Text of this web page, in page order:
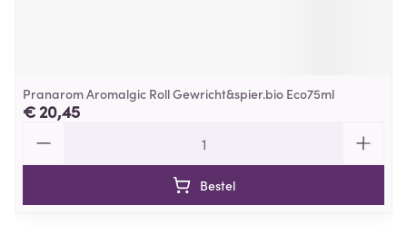
Pranarom Aromalgic Roll Gewricht&spier.bio Eco75ml
€ 20,45
Bestel